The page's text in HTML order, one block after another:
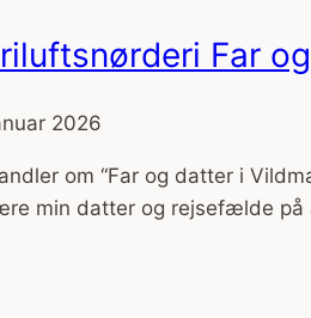
Far
2026
om “Far og datter i
min datter og rejsefælde